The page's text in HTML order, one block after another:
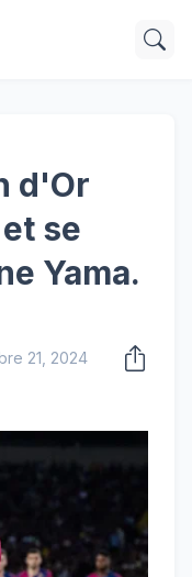
d'Or
se
Yama.
21, 2024